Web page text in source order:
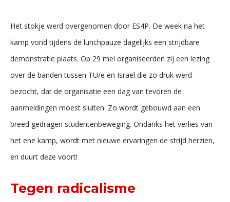
Het stokje werd overgenomen door ES4P. De week na het
kamp vond tijdens de lunchpauze dagelijks een strijdbare
demonstratie plaats. Op 29 mei organiseerden zij een lezing
over de banden tussen TU/e en Israël die zo druk werd
bezocht, dat de organisatie een dag van tevoren de
aanmeldingen moest sluiten. Zo wordt gebouwd aan een
breed gedragen studentenbeweging. Ondanks het verlies van
het ene kamp, wordt met nieuwe ervaringen de strijd herzien,
en duurt deze voort!
Tegen radicalisme